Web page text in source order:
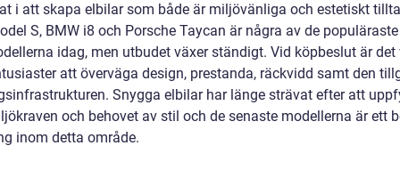
i att skapa elbilar som både är miljövänliga och estetiskt
S, BMW i8 och Porsche Taycan är några av de
idag, men utbudet växer ständigt. Vid köpbeslut är
att överväga design, prestanda, räckvidd samt den
Snygga elbilar har länge strävat efter att
och behovet av stil och de senaste modellerna är ett
inom detta område.